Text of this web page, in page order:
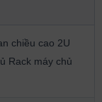
chiều cao 2U
Rack máy chủ